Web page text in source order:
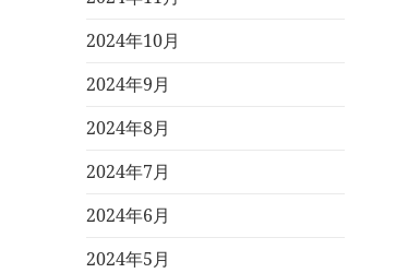
2024年10月
2024年9月
2024年8月
2024年7月
2024年6月
2024年5月